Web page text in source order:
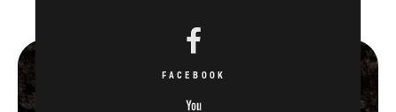
FACEBOOK